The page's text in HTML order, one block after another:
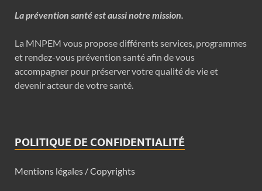
La prévention santé est aussi notre mission.
La MNPEM vous propose différents services, programmes
et rendez-vous prévention santé afin de vous
accompagner pour préserver votre qualité de vie et
devenir acteur de votre santé.
POLITIQUE DE CONFIDENTIALITÉ
Mentions légales / Copyrights